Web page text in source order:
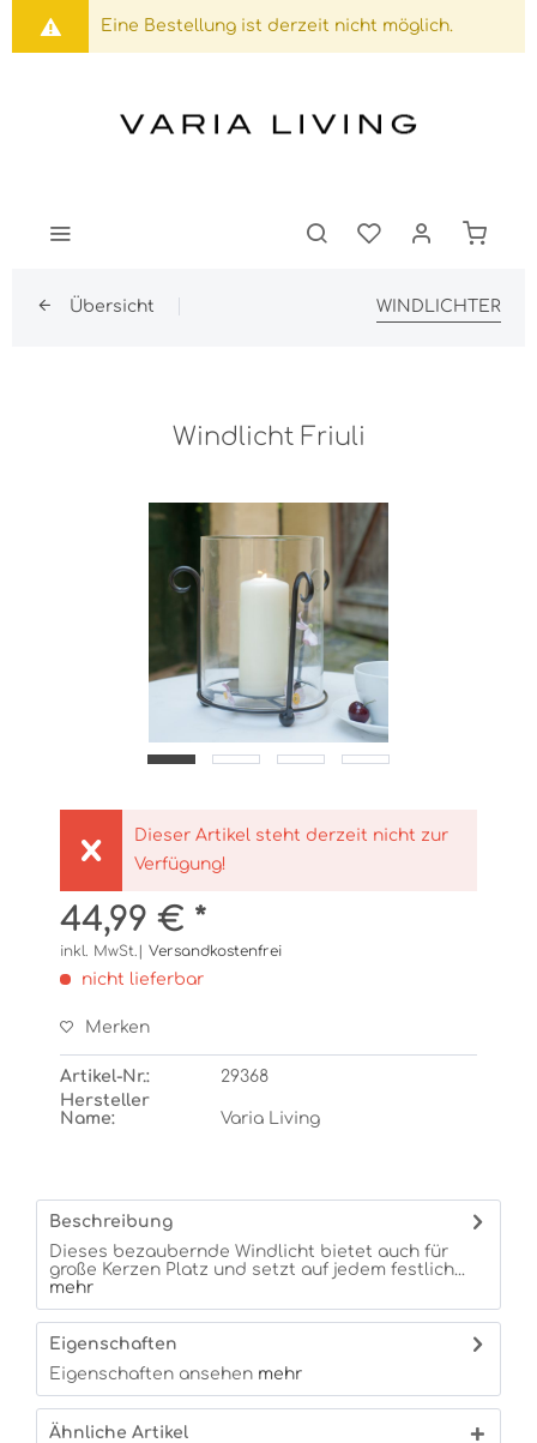
Eine Bestellung ist derzeit nicht möglich.
Übersicht WINDLICHTER
Windlicht Friuli
Dieser Artikel steht derzeit nicht zur
Verfügung!
44,99 € *
inkl. MwSt.| Versandkostenfrei
nicht lieferbar
Merken
Artikel-Nr.:
29368
Hersteller
Name:
Varia Living
Beschreibung
Dieses bezaubernde Windlicht bietet auch für
große Kerzen Platz und setzt auf jedem festlich...
mehr
Eigenschaften
Eigenschaften ansehen mehr
Ähnliche Artikel